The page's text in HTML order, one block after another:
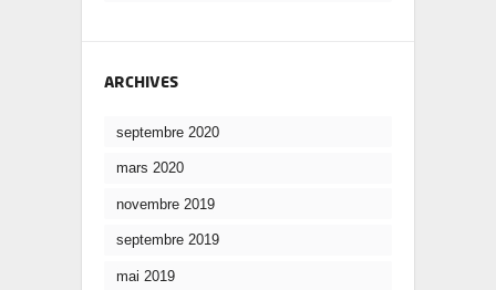
ARCHIVES
septembre 2020
mars 2020
novembre 2019
septembre 2019
mai 2019